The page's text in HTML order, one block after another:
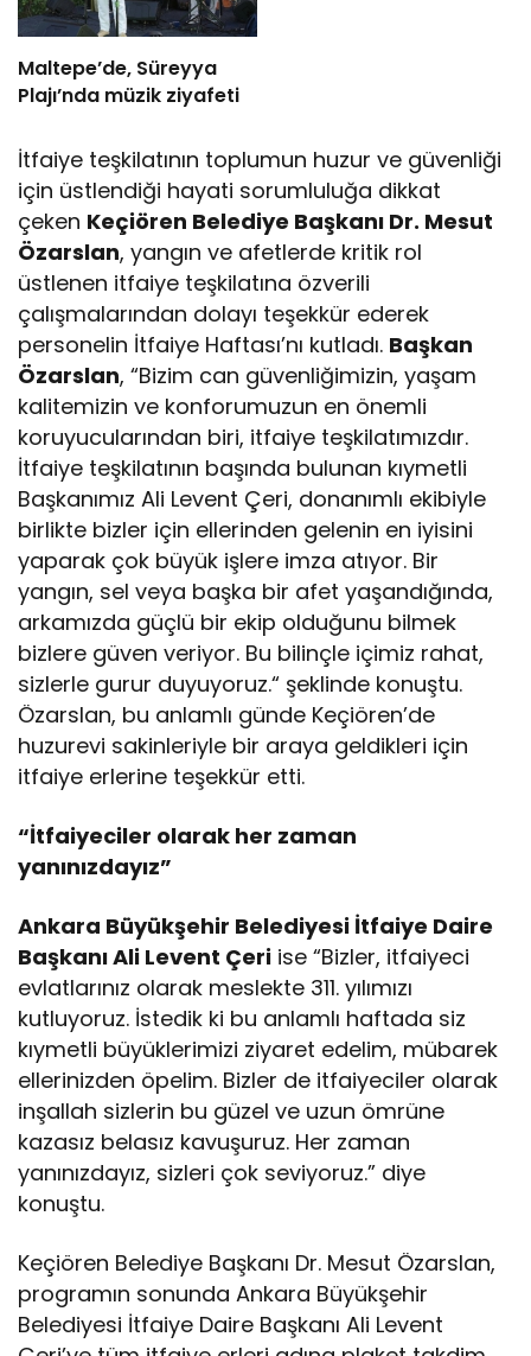
Maltepe’de, Süreyya
Plajı’nda müzik ziyafeti
İtfaiye teşkilatının toplumun huzur ve güvenliği
için üstlendiği hayati sorumluluğa dikkat
çeken Keçiören Belediye Başkanı Dr. Mesut
Özarslan, yangın ve afetlerde kritik rol
üstlenen itfaiye teşkilatına özverili
çalışmalarından dolayı teşekkür ederek
personelin İtfaiye Haftası’nı kutladı. Başkan
Özarslan, “Bizim can güvenliğimizin, yaşam
kalitemizin ve konforumuzun en önemli
koruyucularından biri, itfaiye teşkilatımızdır.
İtfaiye teşkilatının başında bulunan kıymetli
Başkanımız Ali Levent Çeri, donanımlı ekibiyle
birlikte bizler için ellerinden gelenin en iyisini
yaparak çok büyük işlere imza atıyor. Bir
yangın, sel veya başka bir afet yaşandığında,
arkamızda güçlü bir ekip olduğunu bilmek
bizlere güven veriyor. Bu bilinçle içimiz rahat,
sizlerle gurur duyuyoruz.“ şeklinde konuştu.
Özarslan, bu anlamlı günde Keçiören’de
huzurevi sakinleriyle bir araya geldikleri için
itfaiye erlerine teşekkür etti.
“İtfaiyeciler olarak her zaman
yanınızdayız”
Ankara Büyükşehir Belediyesi İtfaiye Daire
Başkanı Ali Levent Çeri ise “Bizler, itfaiyeci
evlatlarınız olarak meslekte 311. yılımızı
kutluyoruz. İstedik ki bu anlamlı haftada siz
kıymetli büyüklerimizi ziyaret edelim, mübarek
ellerinizden öpelim. Bizler de itfaiyeciler olarak
inşallah sizlerin bu güzel ve uzun ömrüne
kazasız belasız kavuşuruz. Her zaman
yanınızdayız, sizleri çok seviyoruz.” diye
konuştu.
Keçiören Belediye Başkanı Dr. Mesut Özarslan,
programın sonunda Ankara Büyükşehir
Belediyesi İtfaiye Daire Başkanı Ali Levent